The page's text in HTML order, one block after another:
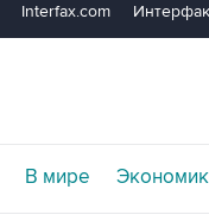
Interfax.com
В мире